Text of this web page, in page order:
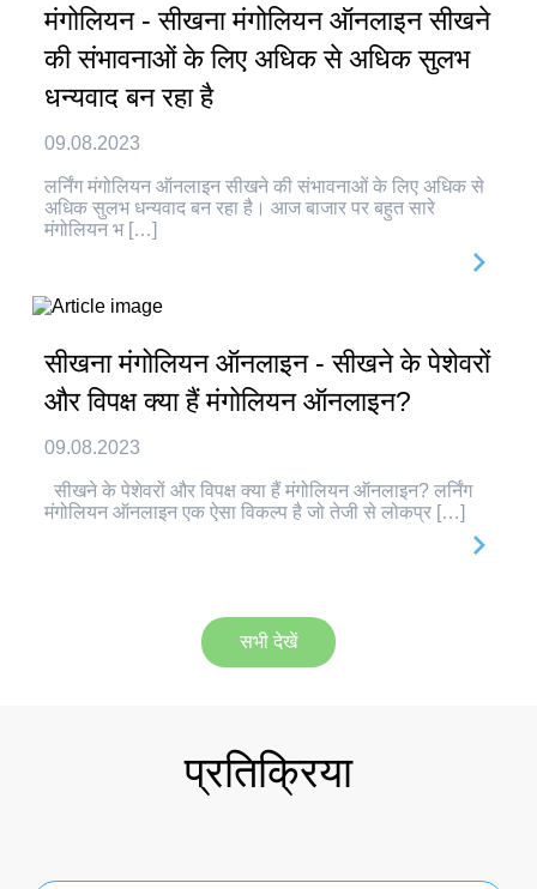
मंगोलियन - सीखना मंगोलियन ऑनलाइन सीखने
की संभावनाओं के लिए अधिक से अधिक सुलभ
धन्यवाद बन रहा है
09.08.2023
लर्निंग मंगोलियन ऑनलाइन सीखने की संभावनाओं के लिए अधिक से
अधिक सुलभ धन्यवाद बन रहा है। आज बाजार पर बहुत सारे
मंगोलियन भ […]
सीखना मंगोलियन ऑनलाइन - सीखने के पेशेवरों
और विपक्ष क्या हैं मंगोलियन ऑनलाइन?
09.08.2023
सीखने के पेशेवरों और विपक्ष क्या हैं मंगोलियन ऑनलाइन? लर्निंग
मंगोलियन ऑनलाइन एक ऐसा विकल्प है जो तेजी से लोकप्र […]
सभी देखें
प्रतिक्रिया